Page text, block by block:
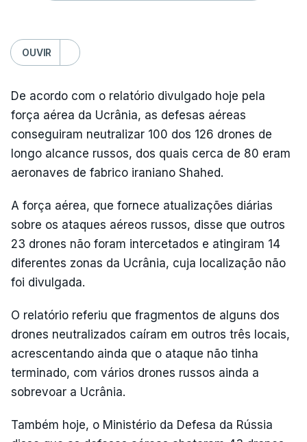
OUVIR
De acordo com o relatório divulgado hoje pela
força aérea da Ucrânia, as defesas aéreas
conseguiram neutralizar 100 dos 126 drones de
longo alcance russos, dos quais cerca de 80 eram
aeronaves de fabrico iraniano Shahed.
A força aérea, que fornece atualizações diárias
sobre os ataques aéreos russos, disse que outros
23 drones não foram intercetados e atingiram 14
diferentes zonas da Ucrânia, cuja localização não
foi divulgada.
O relatório referiu que fragmentos de alguns dos
drones neutralizados caíram em outros três locais,
acrescentando ainda que o ataque não tinha
terminado, com vários drones russos ainda a
sobrevoar a Ucrânia.
Também hoje, o Ministério da Defesa da Rússia